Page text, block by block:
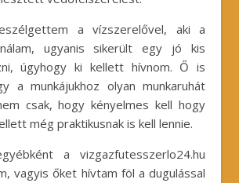
a vízszerelővel, aki a
ugyanis sikerült egy jó kis
úgyhogy ki kellett hívnom. Ő is
a munkájukhoz olyan munkaruhát
csak, hogy kényelmes kell hogy
még praktikusnak is kell lennie.
a vizgazfutesszerlo24.hu
vagyis őket hívtam föl a dugulással